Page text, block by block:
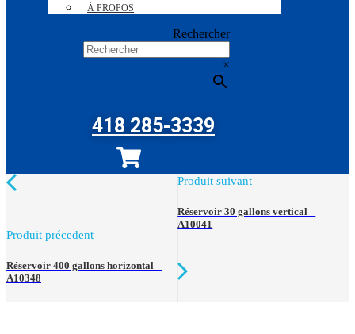
À PROPOS
Rechercher
×
418 285-3339
Produit précedent
Réservoir 400 gallons horizontal –
A10348
Produit suivant
Réservoir 30 gallons vertical –
A10041